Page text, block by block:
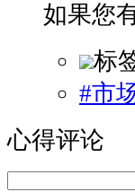
如果您
标
#市
心得评论